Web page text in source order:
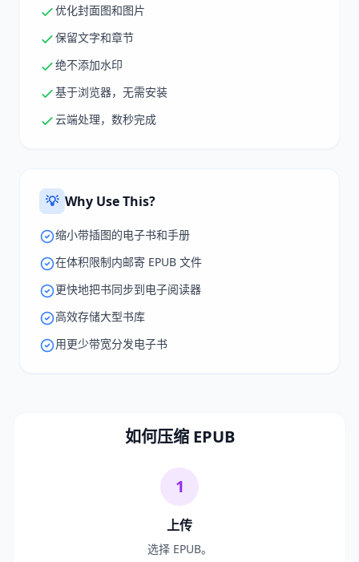
优化封面图和图片
保留文字和章节
绝不添加水印
基于浏览器，无需安装
云端处理，数秒完成
💡 Why Use This?
缩小带插图的电子书和手册
在体积限制内邮寄 EPUB 文件
更快地把书同步到电子阅读器
高效存储大型书库
用更少带宽分发电子书
如何压缩 EPUB
1
上传
选择 EPUB。